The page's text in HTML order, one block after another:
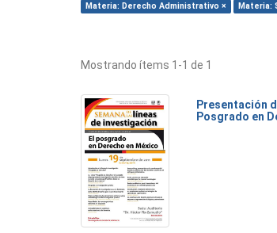
Materia: Derecho Administrativo ×
Materia:
Mostrando ítems 1-1 de 1
Presentación
Posgrado en